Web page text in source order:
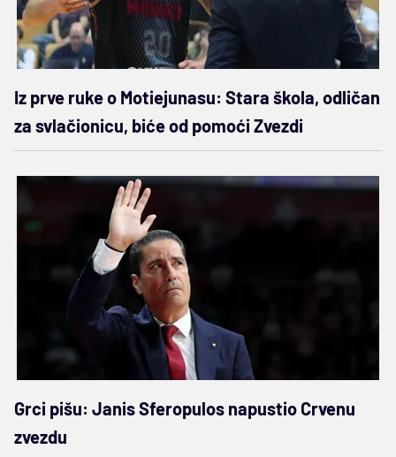
Iz prve ruke o Motiejunasu: Stara škola, odličan
za svlačionicu, biće od pomoći Zvezdi
Grci pišu: Janis Sferopulos napustio Crvenu
zvezdu